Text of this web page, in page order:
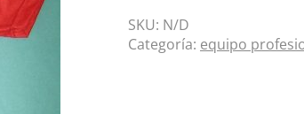
SKU: N/D
Categoría: equipo